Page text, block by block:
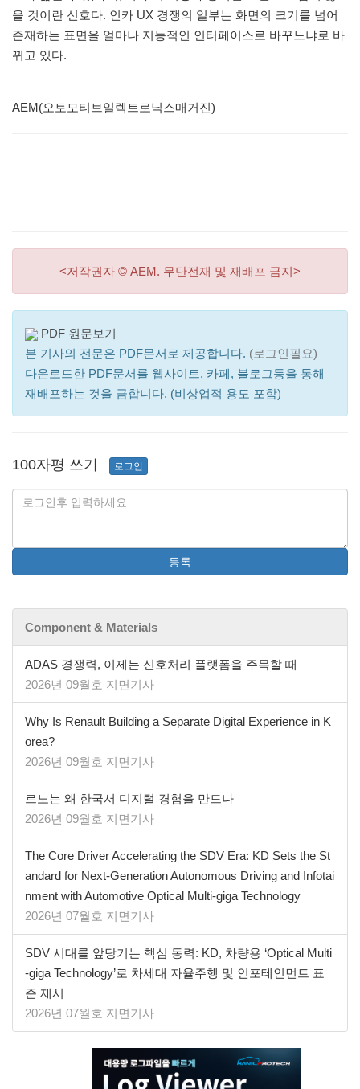
을 것이란 신호다. 인카 UX 경쟁의 일부는 화면의 크기를 넘어
존재하는 표면을 얼마나 지능적인 인터페이스로 바꾸느냐로 바
뀌고 있다.
AEM(오토모티브일렉트로닉스매거진)
<저작권자 © AEM. 무단전재 및 재배포 금지>
PDF 원문보기
본 기사의 전문은 PDF문서로 제공합니다. (로그인필요)
다운로드한 PDF문서를 웹사이트, 카페, 블로그등을 통해
재배포하는 것을 금합니다. (비상업적 용도 포함)
100자평 쓰기 로그인
등록
Component & Materials
ADAS 경쟁력, 이제는 신호처리 플랫폼을 주목할 때
2026년 09월호 지면기사
Why Is Renault Building a Separate Digital Experience in K
orea?
2026년 09월호 지면기사
르노는 왜 한국서 디지털 경험을 만드나
2026년 09월호 지면기사
The Core Driver Accelerating the SDV Era: KD Sets the St
andard for Next-Generation Autonomous Driving and Infotai
nment with Automotive Optical Multi-giga Technology
2026년 07월호 지면기사
SDV 시대를 앞당기는 핵심 동력: KD, 차량용 ‘Optical Multi
-giga Technology’로 차세대 자율주행 및 인포테인먼트 표
준 제시
2026년 07월호 지면기사